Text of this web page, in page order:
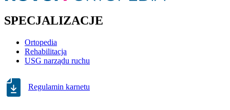
SPECJALIZACJE
Ortopedia
Rehabilitacja
USG narządu ruchu
Regulamin karnetu